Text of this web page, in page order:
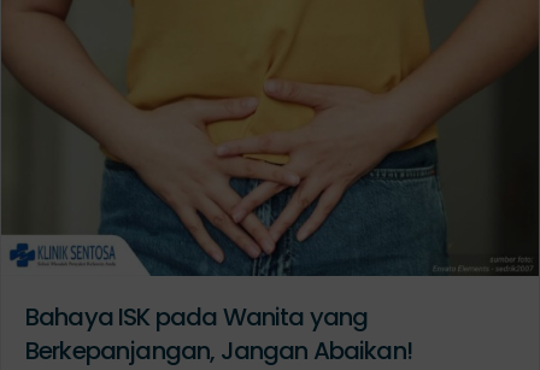
Bahaya ISK pada Wanita yang
Berkepanjangan, Jangan Abaikan!